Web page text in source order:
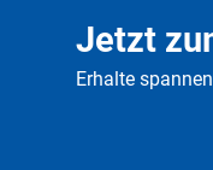
Jetzt
Erhalte